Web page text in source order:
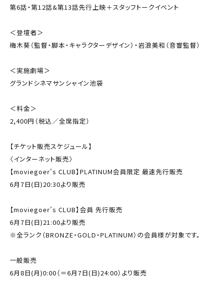
第6話・第12話&第13話先行上映＋スタッフトークイベント
＜登壇者＞
梅木葵（監督・脚本・キャラクターデザイン）・岩浪美和（音響監督）
＜実施劇場＞
グランドシネマサンシャイン池袋
＜料金＞
2,400円（税込／全席指定）
【チケット販売スケジュール】
〈インターネット販売〉
【moviegoer's CLUB】PLATINUM会員限定 最速先行販売
6月7日(日)20:30より販売
【moviegoer's CLUB】会員 先行販売
6月7日(日)21:00より販売
※全ランク（BRONZE・GOLD・PLATINUM）の会員様が対象です。
一般販売
6月8日(月)0:00（＝6月7日(日)24:00）より販売